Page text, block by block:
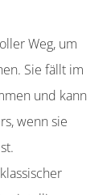
Weg, um
Sie fällt im
und kann
wenn sie